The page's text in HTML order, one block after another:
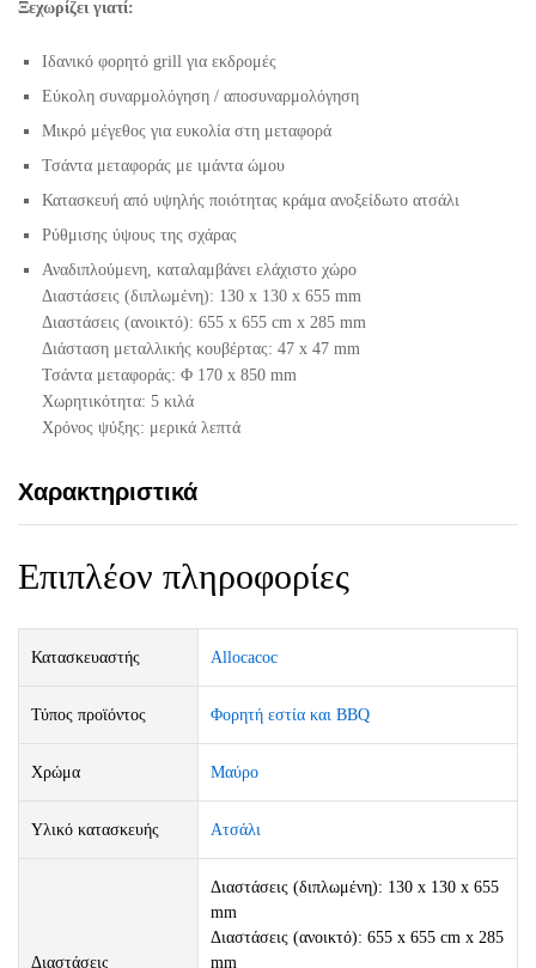
Ξεχωρίζει γιατί:
Ιδανικό φορητό grill για εκδρομές
Εύκολη συναρμολόγηση / αποσυναρμολόγηση
Μικρό μέγεθος για ευκολία στη μεταφορά
Τσάντα μεταφοράς με ιμάντα ώμου
Κατασκευή από υψηλής ποιότητας κράμα ανοξείδωτο ατσάλι
Ρύθμισης ύψους της σχάρας
Αναδιπλούμενη, καταλαμβάνει ελάχιστο χώρο
Διαστάσεις (διπλωμένη): 130 x 130 x 655 mm
Διαστάσεις (ανοικτό): 655 x 655 cm x 285 mm
Διάσταση μεταλλικής κουβέρτας: 47 x 47 mm
Τσάντα μεταφοράς: Φ 170 x 850 mm
Χωρητικότητα: 5 κιλά
Χρόνος ψύξης: μερικά λεπτά
Χαρακτηριστικά
Επιπλέον πληροφορίες
Κατασκευαστής Allocacoc
Τύπος προϊόντος Φορητή εστία και BBQ
Χρώμα Μαύρο
Υλικό κατασκευής Ατσάλι
Διαστάσεις
Διαστάσεις (διπλωμένη): 130 x 130 x 655
mm
Διαστάσεις (ανοικτό): 655 x 655 cm x 285
mm